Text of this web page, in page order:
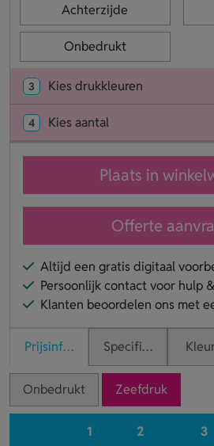
Achterzijde
Onbedrukt
3 Kies drukkleuren
4 Kies aantal
Plaats in
Offerte
Altijd een gratis digitaal
Persoonlijk contact voor hulp
Klanten beoordelen ons met
PrijsinformatieSpecificaties
Onbedrukt Zeefdruk
1 2 3